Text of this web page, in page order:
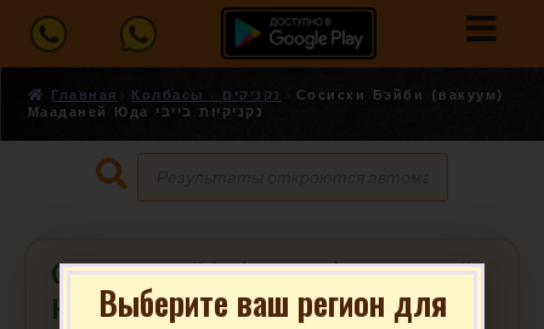
Главная Колбасы - נקניקים
Сосиски Бэйби (вакуум)
Мааданей Юда נקניקיות בייבי
Сосиски Бэйби (вакуум) Мааданей
Юда נקניקיות בייבי
Выберите ваш регион для